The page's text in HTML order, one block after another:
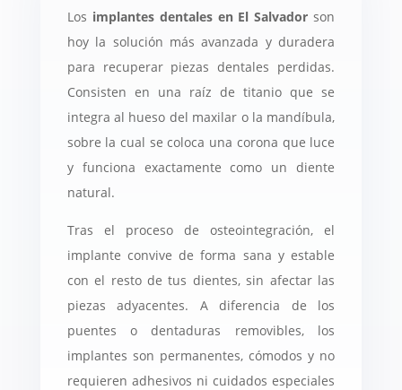
Los implantes dentales en El Salvador son
hoy la solución más avanzada y duradera
para recuperar piezas dentales perdidas.
Consisten en una raíz de titanio que se
integra al hueso del maxilar o la mandíbula,
sobre la cual se coloca una corona que luce
y funciona exactamente como un diente
natural.
Tras el proceso de osteointegración, el
implante convive de forma sana y estable
con el resto de tus dientes, sin afectar las
piezas adyacentes. A diferencia de los
puentes o dentaduras removibles, los
implantes son permanentes, cómodos y no
requieren adhesivos ni cuidados especiales